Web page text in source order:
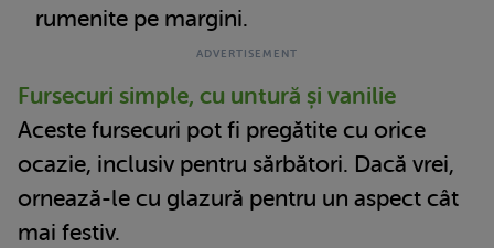
rumenite pe margini.
Fursecuri simple, cu untură și vanilie
Aceste fursecuri pot fi pregătite cu orice
ocazie, inclusiv pentru sărbători. Dacă vrei,
ornează-le cu glazură pentru un aspect cât
mai festiv.